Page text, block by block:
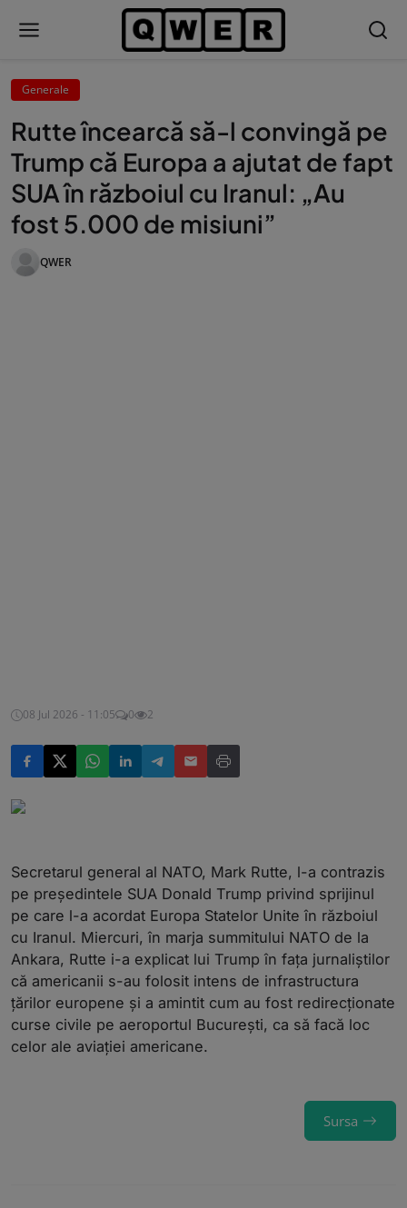
Generale
Rutte încearcă să-l convingă pe
Trump că Europa a ajutat de fapt
SUA în războiul cu Iranul: „Au
fost 5.000 de misiuni”
QWER
08 Jul 2026 - 11:05 0 2
Secretarul general al NATO, Mark Rutte, l-a contrazis
pe președintele SUA Donald Trump privind sprijinul
pe care l-a acordat Europa Statelor Unite în războiul
cu Iranul. Miercuri, în marja summitului NATO de la
Ankara, Rutte i-a explicat lui Trump în fața jurnaliștilor
că americanii s-au folosit intens de infrastructura
țărilor europene și a amintit cum au fost redirecționate
curse civile pe aeroportul București, ca să facă loc
celor ale aviației americane.
Sursa